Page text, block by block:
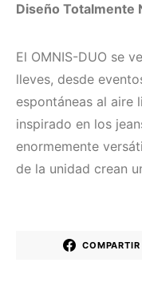
Diseño Totalmente
El OMNIS-DUO se
lleves, desde
espontáneas al aire
inspirado en los
enormemente
de la unidad crean
COMPARTIR